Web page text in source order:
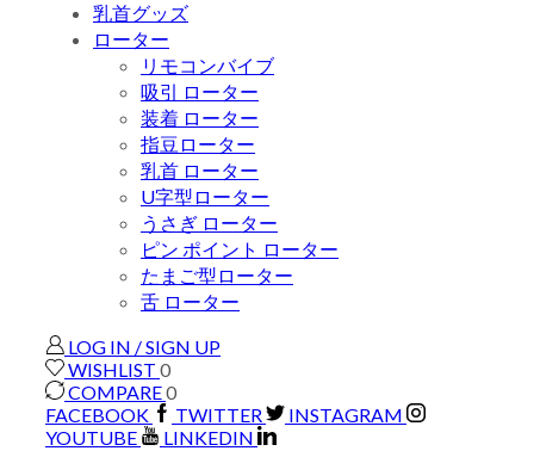
乳首グッズ
ローター
リモコンバイブ
吸引 ローター
装着 ローター
指豆ローター
乳首 ローター
U字型ローター
うさぎ ローター
ピン ポイント ローター
たまご型ローター
舌 ローター
LOG IN / SIGN UP
WISHLIST 0
COMPARE0
FACEBOOK
TWITTER
INSTAGRAM
YOUTUBE
LINKEDIN